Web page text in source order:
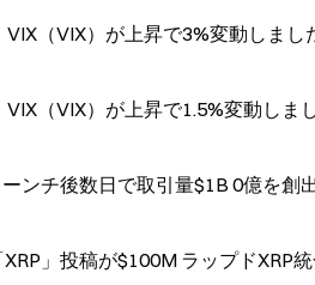
（VIX）が上昇で3%変動しまし
（VIX）が上昇で1.5%変動しま
ンチ後数日で取引量$1B 0億を創
」投稿が$100M ラップドXRP